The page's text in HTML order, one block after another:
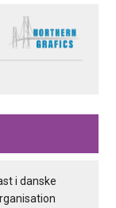
i danske